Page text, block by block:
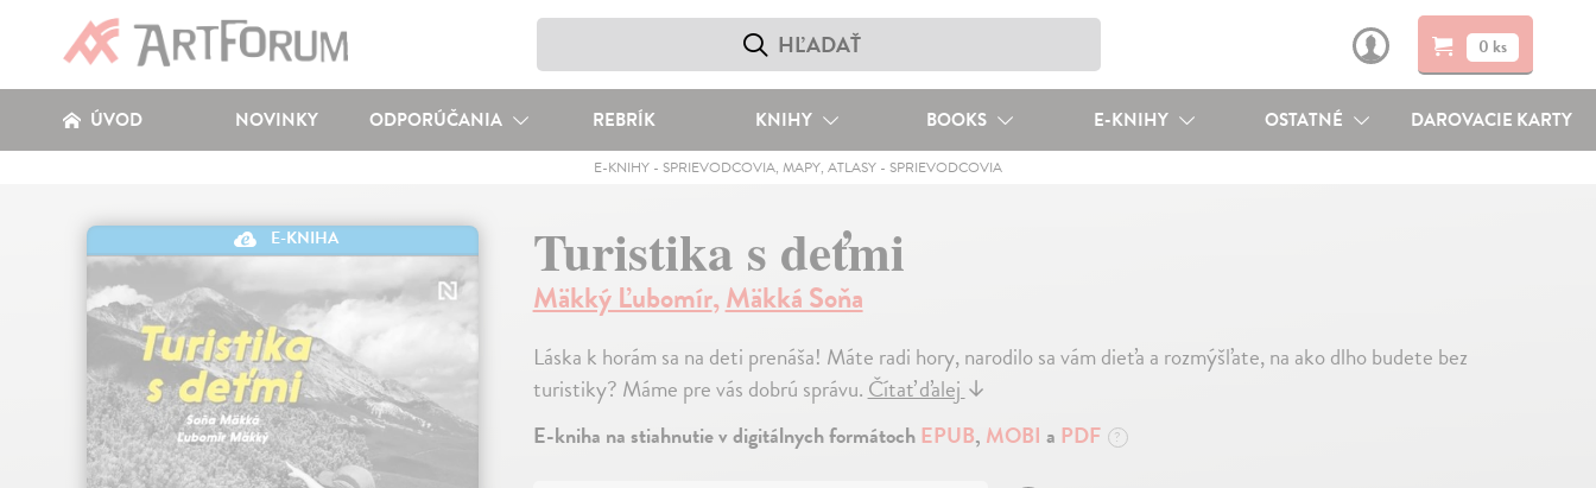
0 ks
ÚVOD NOVINKY ODPORÚČANIA REBRÍK KNIHY BOOKS E-KNIHY OSTATNÉ DAROVACIE KARTY
E-KNIHY- SPRIEVODCOVIA, MAPY, ATLASY- SPRIEVODCOVIA
E-KNIHA Turistika s deťmi
Mäkký Ľubomír,Mäkká Soňa
Láska k horám sa na deti prenáša! Máte radi hory, narodilo sa vám dieťa a rozmýšľate, na ako dlho budete bez
turistiky? Máme pre vás dobrú správu.Čítať ďalej↓
E-kniha na stiahnutie v digitálnych formátochEPUB, MOBI a PDF ?